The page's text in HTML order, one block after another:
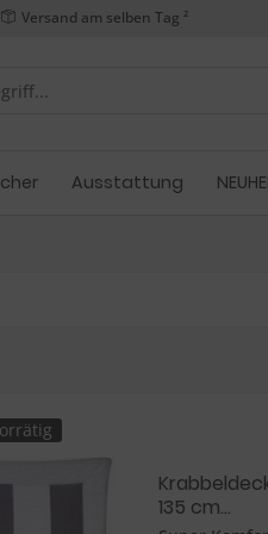
Versand am selben Tag ²
Ausstattung
135 cm...